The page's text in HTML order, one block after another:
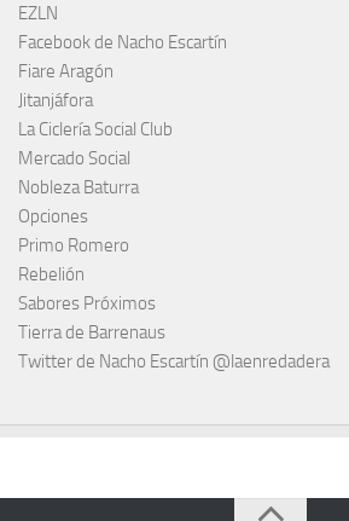
EZLN
Facebook de Nacho Escartín
Fiare Aragón
Jitanjáfora
La Ciclería Social Club
Mercado Social
Nobleza Baturra
Opciones
Primo Romero
Rebelión
Sabores Próximos
Tierra de Barrenaus
Twitter de Nacho Escartín @laenredadera